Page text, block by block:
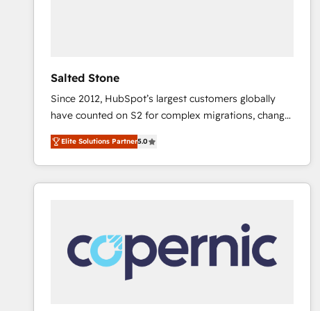
Salted Stone
Since 2012, HubSpot’s largest customers globally
have counted on S2 for complex migrations, change
management, systems integration, and creative
solutions that deliver measurable impact and
transform brand experiences As one of the few full-
service creative agencies in the HubSpot
regionalized HubSpot websites, integrated
marketing campaigns, & RevOps frameworks that
fuel long-term success We connect the entire
customer lifecycle through seamless integrations,
Elite Solutions Partner5.0